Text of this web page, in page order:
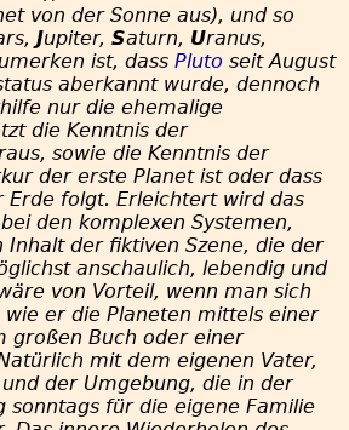
von der Sonne aus), und so
Jupiter, Saturn, Uranus,
ist, dass Pluto seit August
aberkannt wurde, dennoch
nur die ehemalige
die Kenntnis der
sowie die Kenntnis der
der erste Planet ist oder dass
Erde folgt. Erleichtert wird das
den komplexen Systemen,
Inhalt der fiktiven Szene, die der
anschaulich, lebendig und
von Vorteil, wenn man sich
er die Planeten mittels einer
großen Buch oder einer
mit dem eigenen Vater,
der Umgebung, die in der
sonntags für die eigene Familie